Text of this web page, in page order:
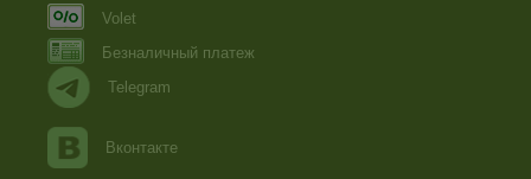
Volet
Безналичный платеж
Telegram
Вконтакте